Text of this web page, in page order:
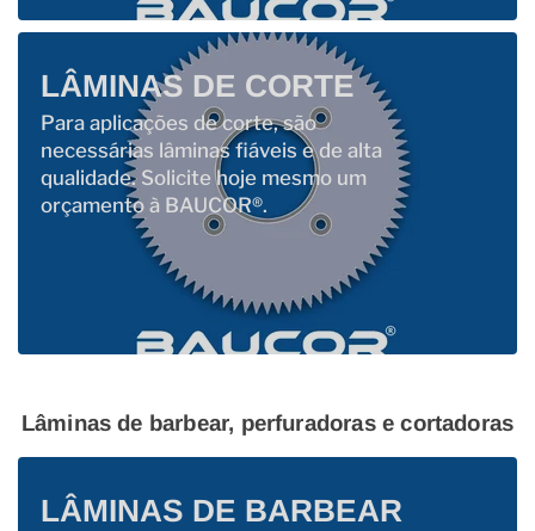
LÂMINAS DE CORTE
Para aplicações de corte, são
necessárias lâminas fiáveis ​​e de alta
qualidade. Solicite hoje mesmo um
orçamento à BAUCOR®.
Lâminas de barbear, perfuradoras e cortadoras
LÂMINAS DE BARBEAR